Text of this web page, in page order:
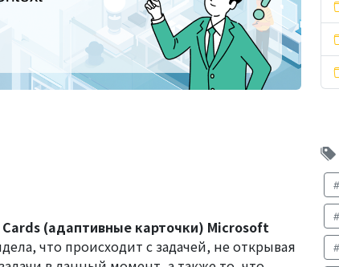
(адаптивные карточки) Microsoft
что происходит с задачей, не открывая